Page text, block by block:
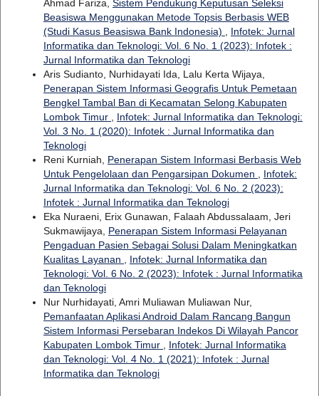
Ahmad Fariza, Sistem Pendukung Keputusan Seleksi
Beasiswa Menggunakan Metode Topsis Berbasis WEB
(Studi Kasus Beasiswa Bank Indonesia)
Infotek: Jurnal
Informatika dan Teknologi: Vol. 6 No. 1 (2023): Infotek :
Jurnal Informatika dan Teknologi
Aris Sudianto, Nurhidayati Ida, Lalu Kerta Wijaya,
Penerapan Sistem Informasi Geografis Untuk Pemetaan
Bengkel Tambal Ban di Kecamatan Selong Kabupaten
Lombok Timur
Infotek: Jurnal Informatika dan Teknologi:
Vol. 3 No. 1 (2020): Infotek : Jurnal Informatika dan
Teknologi
Reni Kurniah, Penerapan Sistem Informasi Berbasis Web
Untuk Pengelolaan dan Pengarsipan Dokumen
Infotek:
Jurnal Informatika dan Teknologi: Vol. 6 No. 2 (2023):
Infotek : Jurnal Informatika dan Teknologi
Eka Nuraeni, Erix Gunawan, Falaah Abdussalaam, Jeri
Sukmawijaya, Penerapan Sistem Informasi Pelayanan
Pengaduan Pasien Sebagai Solusi Dalam Meningkatkan
Kualitas Layanan
Infotek: Jurnal Informatika dan
Teknologi: Vol. 6 No. 2 (2023): Infotek : Jurnal Informatika
dan Teknologi
Nur Nurhidayati, Amri Muliawan Muliawan Nur,
Pemanfaatan Aplikasi Android Dalam Rancang Bangun
Sistem Informasi Persebaran Indekos Di Wilayah Pancor
Kabupaten Lombok Timur
Infotek: Jurnal Informatika
dan Teknologi: Vol. 4 No. 1 (2021): Infotek : Jurnal
Informatika dan Teknologi